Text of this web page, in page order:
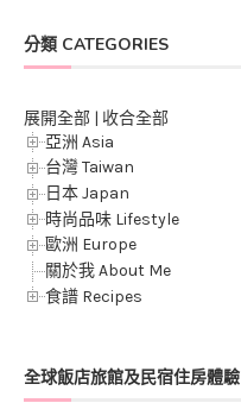
分類 CATEGORIES
展開全部 | 收合全部
亞洲 Asia
台灣 Taiwan
日本 Japan
時尚品味 Lifestyle
歐洲 Europe
關於我 About Me
食譜 Recipes
全球飯店旅館及民宿住房體驗